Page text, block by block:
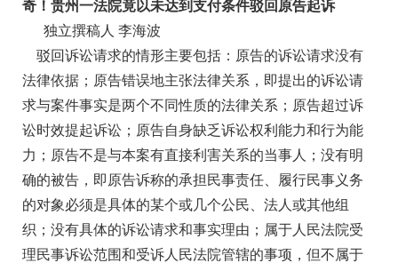
奇！贵州一法院竟以未达到支付条件驳回原告起诉
独立撰稿人 李海波
驳回诉讼请求的情形主要包括：原告的诉讼请求没有
法律依据；原告错误地主张法律关系，即提出的诉讼请
求与案件事实是两个不同性质的法律关系；原告超过诉
讼时效提起诉讼；原告自身缺乏诉讼权利能力和行为能
力；原告不是与本案有直接利害关系的当事人；没有明
确的被告，即原告诉称的承担民事责任、履行民事义务
的对象必须是具体的某个或几个公民、法人或其他组
织；没有具体的诉讼请求和事实理由；属于人民法院受
理民事诉讼范围和受诉人民法院管辖的事项，但不属于